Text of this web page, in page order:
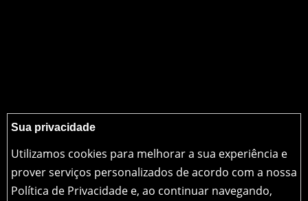
Sua privacidade
Utilizamos cookies para melhorar a sua experiência e
prover serviços personalizados de acordo com a nossa
Política de Privacidade e, ao continuar navegando,